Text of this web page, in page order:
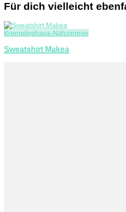
Für dich vielleicht
Kremplinghaus-Nähzimmer
Sweatshirt Makea